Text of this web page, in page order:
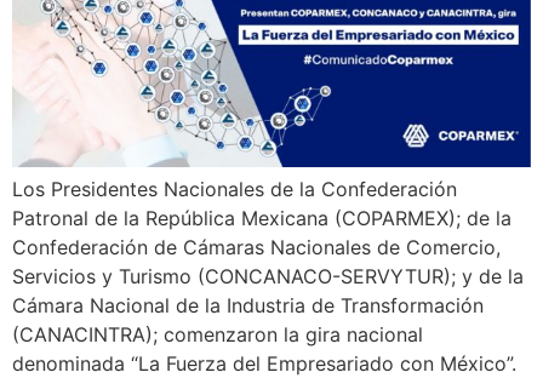
Los Presidentes Nacionales de la Confederación
Patronal de la República Mexicana (COPARMEX); de la
Confederación de Cámaras Nacionales de Comercio,
Servicios y Turismo (CONCANACO-SERVYTUR); y de la
Cámara Nacional de la Industria de Transformación
(CANACINTRA); comenzaron la gira nacional
denominada “La Fuerza del Empresariado con México”.